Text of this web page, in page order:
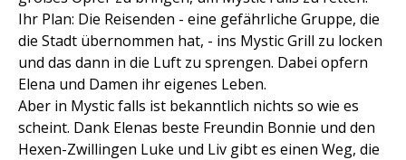
Ihr Plan: Die Reisenden - eine gefährliche Gruppe, die
die Stadt übernommen hat, - ins Mystic Grill zu locken
und das dann in die Luft zu sprengen. Dabei opfern
Elena und Damen ihr eigenes Leben.
Aber in Mystic falls ist bekanntlich nichts so wie es
scheint. Dank Elenas beste Freundin Bonnie und den
Hexen-Zwillingen Luke und Liv gibt es einen Weg, die